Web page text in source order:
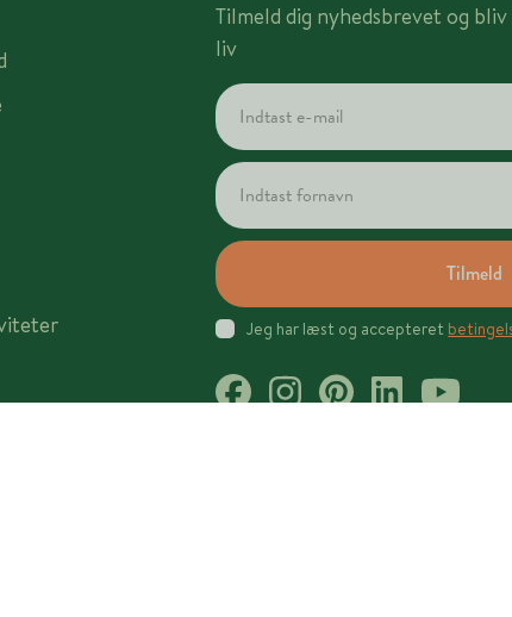
Tilmeld dig nyhedsbrevet og bliv
liv
Tilmeld
Jeg har læst og accepteret